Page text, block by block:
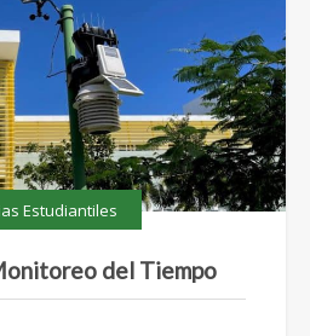
Estudiantiles
del Tiempo